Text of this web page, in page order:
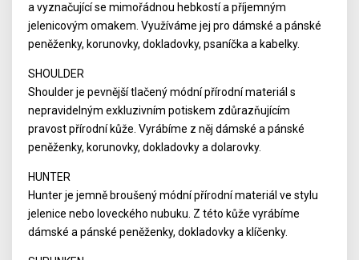
a vyznačující se mimořádnou hebkostí a příjemným
jelenicovým omakem. Využíváme jej pro dámské a pánské
peněženky, korunovky, dokladovky, psaníčka a kabelky.
SHOULDER
Shoulder je pevnější tlačený módní přírodní materiál s
nepravidelným exkluzivním potiskem zdůrazňujícím
pravost přírodní kůže. Vyrábíme z něj dámské a pánské
peněženky, korunovky, dokladovky a dolarovky.
HUNTER
Hunter je jemně broušený módní přírodní materiál ve stylu
jelenice nebo loveckého nubuku. Z této kůže vyrábíme
dámské a pánské peněženky, dokladovky a klíčenky.